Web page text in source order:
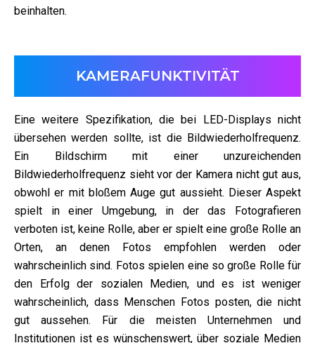
beinhalten.
KAMERAFUNKTIVITÄT
Eine weitere Spezifikation, die bei LED-Displays nicht
übersehen werden sollte, ist die Bildwiederholfrequenz.
Ein Bildschirm mit einer unzureichenden
Bildwiederholfrequenz sieht vor der Kamera nicht gut aus,
obwohl er mit bloßem Auge gut aussieht. Dieser Aspekt
spielt in einer Umgebung, in der das Fotografieren
verboten ist, keine Rolle, aber er spielt eine große Rolle an
Orten, an denen Fotos empfohlen werden oder
wahrscheinlich sind. Fotos spielen eine so große Rolle für
den Erfolg der sozialen Medien, und es ist weniger
wahrscheinlich, dass Menschen Fotos posten, die nicht
gut aussehen. Für die meisten Unternehmen und
Institutionen ist es wünschenswert, über soziale Medien